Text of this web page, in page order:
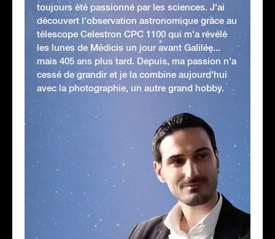
toujours été passionné par les sciences. J'ai
découvert l'observation astronomique grâce au
télescope Celestron CPC 1100 qui m'a révélé
les lunes de Médicis un jour avant Galilée...
mais 405 ans plus tard. Depuis, ma passion n'a
cessé de grandir et je la combine aujourd'hui
avec la photographie, un autre grand hobby.